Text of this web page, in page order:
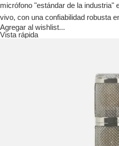
micrófono "estándar de la industria"
vivo, con una confiabilidad robusta
Agregar al wishlist...
Vista rápida